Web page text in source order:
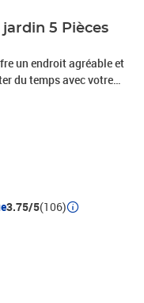
5 Pièces
un endroit agréable et
du temps avec votre
dispose d’un cadre en
De plus, le
Les tabourets
en résine tressée
leur stabilité et leur
et le repose-pied
du tabouret.
des meubles
protéger avec une
: résine
: 70 x 70 x
3.75/5(106)